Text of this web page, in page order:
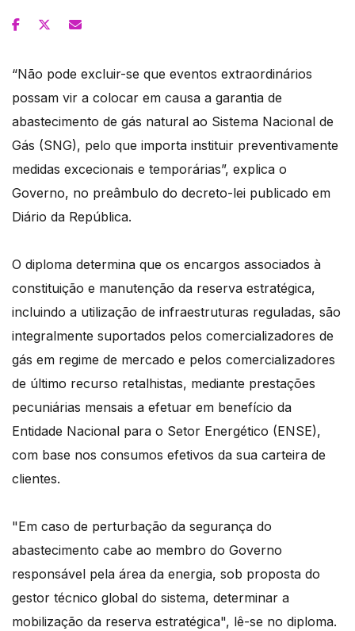
“Não pode excluir-se que eventos extraordinários
possam vir a colocar em causa a garantia de
abastecimento de gás natural ao Sistema Nacional de
Gás (SNG), pelo que importa instituir preventivamente
medidas excecionais e temporárias”, explica o
Governo, no preâmbulo do decreto-lei publicado em
Diário da República.
O diploma determina que os encargos associados à
constituição e manutenção da reserva estratégica,
incluindo a utilização de infraestruturas reguladas, são
integralmente suportados pelos comercializadores de
gás em regime de mercado e pelos comercializadores
de último recurso retalhistas, mediante prestações
pecuniárias mensais a efetuar em benefício da
Entidade Nacional para o Setor Energético (ENSE),
com base nos consumos efetivos da sua carteira de
clientes.
"Em caso de perturbação da segurança do
abastecimento cabe ao membro do Governo
responsável pela área da energia, sob proposta do
gestor técnico global do sistema, determinar a
mobilização da reserva estratégica", lê-se no diploma.